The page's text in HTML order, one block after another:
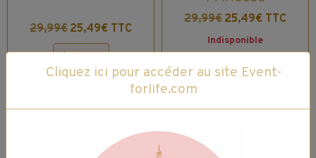
29,99€ 25,49€ TTC
29,99€ 25,49€ TTC
Indisponible
Cliquez ici pour accéder au site Event-
forlife.com